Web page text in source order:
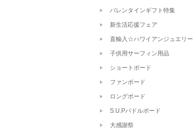
バレンタインギフト特集
新生活応援フェア
直輸入☆ハワイアンジュエリー
子供用サーフィン用品
ショートボード
ファンボード
ロングボード
S.U.Pパドルボード
大感謝祭